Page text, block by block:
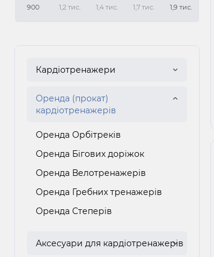
900 1,2 тис. 1,4 тис. 1,7 тис. 1,9 тис.
Кардіотренажери
Оренда (прокат)
кардіотренажерів
Оренда Орбітреків
Оренда Бігових доріжок
Оренда Велотренажерів
Оренда Гребних тренажерів
Оренда Степерів
Аксесуари для кардіотренажерів